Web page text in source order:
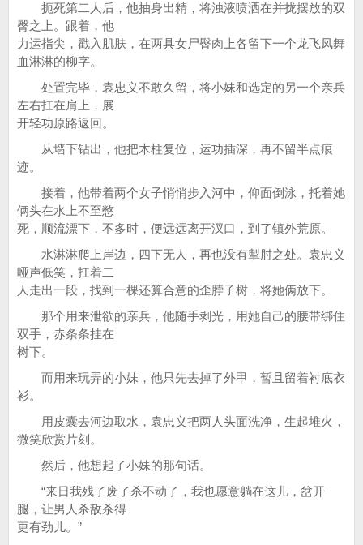
扼死第二人后，他抽身出精，将浊液喷洒在并拢摆放的双
臀之上。跟着，他
力运指尖，戳入肌肤，在两具女尸臀肉上各留下一个龙飞凤舞
血淋淋的柳字。
处置完毕，袁忠义不敢久留，将小妹和选定的另一个亲兵
左右扛在肩上，展
开轻功原路返回。
从墙下钻出，他把木柱复位，运功插深，再不留半点痕
迹。
接着，他带着两个女子悄悄步入河中，仰面倒泳，托着她
俩头在水上不至憋
死，顺流漂下，不多时，便远远离开汊口，到了镇外荒原。
水淋淋爬上岸边，四下无人，再也没有掣肘之处。袁忠义
哑声低笑，扛着二
人走出一段，找到一棵还算合意的歪脖子树，将她俩放下。
那个用来泄欲的亲兵，他随手剥光，用她自己的腰带绑住
双手，赤条条挂在
树下。
而用来玩弄的小妹，他只先去掉了外甲，暂且留着衬底衣
衫。
用皮囊去河边取水，袁忠义把两人头面洗净，生起堆火，
微笑欣赏片刻。
然后，他想起了小妹的那句话。
“来日我残了废了杀不动了，我也愿意躺在这儿，岔开
腿，让男人杀敌杀得
更有劲儿。”